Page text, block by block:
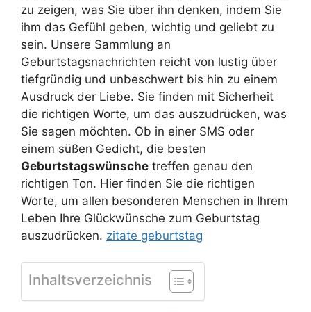
zu zeigen, was Sie über ihn denken, indem Sie
ihm das Gefühl geben, wichtig und geliebt zu
sein. Unsere Sammlung an
Geburtstagsnachrichten reicht von lustig über
tiefgründig und unbeschwert bis hin zu einem
Ausdruck der Liebe. Sie finden mit Sicherheit
die richtigen Worte, um das auszudrücken, was
Sie sagen möchten. Ob in einer SMS oder
einem süßen Gedicht, die besten
Geburtstagswünsche treffen genau den
richtigen Ton. Hier finden Sie die richtigen
Worte, um allen besonderen Menschen in Ihrem
Leben Ihre Glückwünsche zum Geburtstag
auszudrücken. zitate geburtstag
Inhaltsverzeichnis